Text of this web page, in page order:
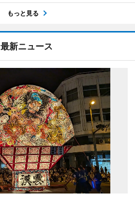
もっと見る
最新ニュース